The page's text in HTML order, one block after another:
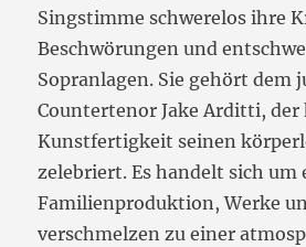
Singstimme schwerelos ihre
Beschwörungen und
Sopranlagen. Sie gehört dem
Countertenor Jake Arditti,
Kunstfertigkeit seinen
zelebriert. Es handelt sich um
Familienproduktion, Werke
verschmelzen zu einer